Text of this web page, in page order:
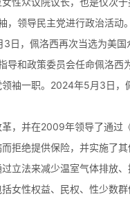
，领导民主党进行政治活动
日，佩洛西再次当选为美
和政策委员会任命佩洛西
袖一职。2024年5月3日，
，并在2009年领导了通过
拒绝提供保险，并实施了
立法来减少温室气体排放
女性权益、民权、性少数